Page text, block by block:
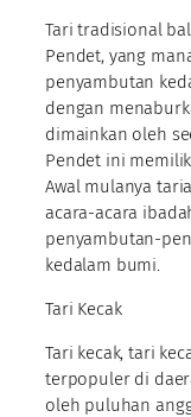
Tari tradisional
Pendet, yang
penyambutan
dengan
dimainkan oleh
Pendet ini
Awal mulanya
acara-acara
penyambutan-
kedalam bumi.
Tari Kecak
Tari kecak, tari
terpopuler di
oleh puluhan